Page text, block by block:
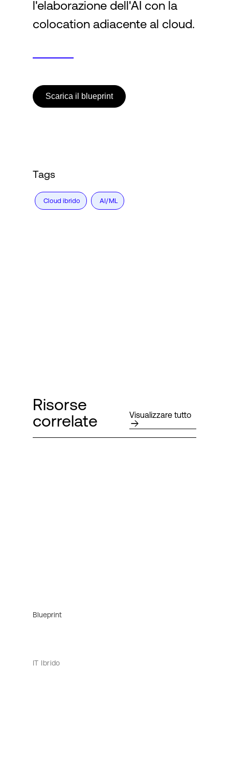
l'elaborazione dell'AI con la
colocation adiacente al cloud.
Scarica il blueprint
Tags
Cloud ibrido AI/ML
Risorse
correlate
Visualizzare tutto
Blueprint
IT Ibrido